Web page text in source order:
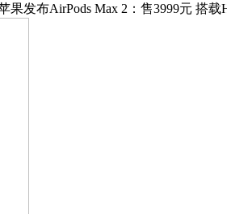
发布AirPods Max 2：售3999元 搭